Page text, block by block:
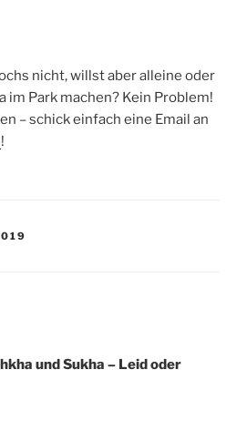
nicht, willst aber alleine oder
im Park machen? Kein Problem!
– schick einfach eine Email an
!
und Sukha – Leid oder